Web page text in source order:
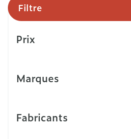
Filtre
Prix
Marques
Fabricants